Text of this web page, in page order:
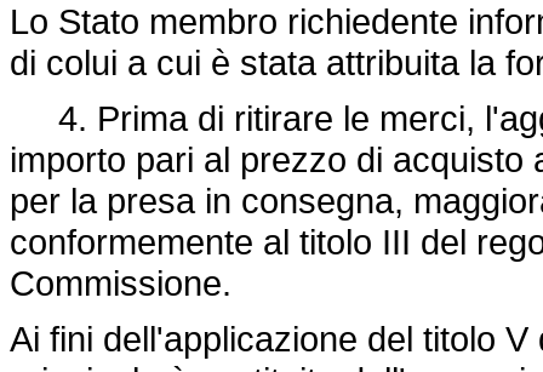
Lo Stato membro richiedente
di colui a cui è stata attribuita la
4. Prima di ritirare le merci,
importo pari al prezzo di acquisto
per la presa in consegna,
conformemente al titolo III del
Commissione.
Ai fini dell'applicazione del titolo